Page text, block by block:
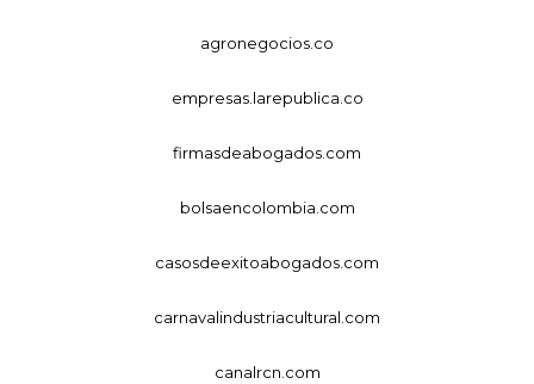
agronegocios.co
empresas.larepublica.co
firmasdeabogados.com
bolsaencolombia.com
casosdeexitoabogados.com
carnavalindustriacultural.com
canalrcn.com